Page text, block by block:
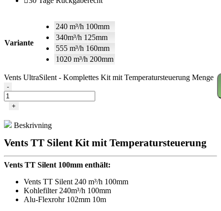
Variante
240 m³/h 100mm
340m³/h 125mm
555 m³/h 160mm
1020 m³/h 200mm
Vents UltraSilent - Komplettes Kit mit Temperatursteuerung Menge
-
+
Beskrivning
Vents TT Silent Kit mit Temperatursteuerung
Vents TT Silent 100mm enthält:
Vents TT Silent 240 m³/h 100mm
Kohlefilter 240m³/h 100mm
Alu-Flexrohr 102mm 10m